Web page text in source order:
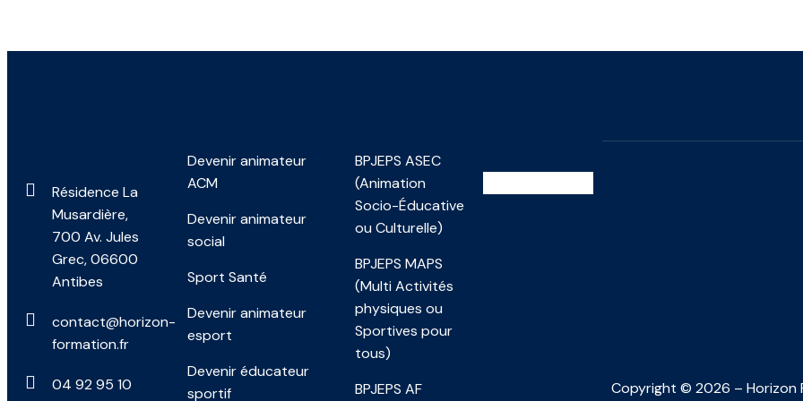
Résidence La
Musardière,
700 Av. Jules
Grec, 06600
Antibes
contact@horizon-
formation.fr
04 92 95 10
Devenir animateur
ACM
Devenir animateur
social
Sport Santé
Devenir animateur
esport
Devenir éducateur
sportif
BPJEPS ASEC
(Animation
Socio-Éducative
ou Culturelle)
BPJEPS MAPS
(Multi Activités
physiques ou
Sportives pour
tous)
BPJEPS AF
Copyright © 2026 – Horizon